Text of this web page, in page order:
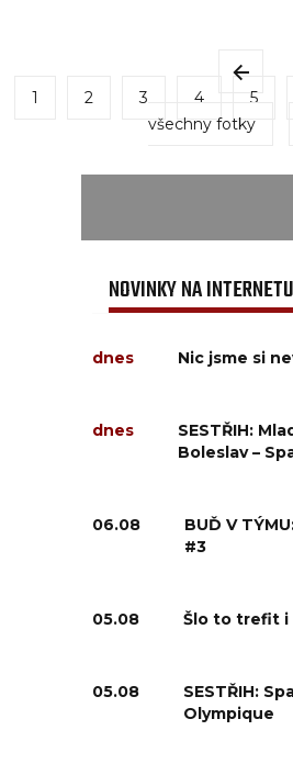
1 2 3 4 5
všechny fotky
NOVINKY NA INTERNETU
dnes Nic jsme si
dnes
SESTŘIH:
Boleslav –
06.08
BUĎ V
#3
05.08 Šlo to trefit i
05.08
SESTŘIH:
Olympique